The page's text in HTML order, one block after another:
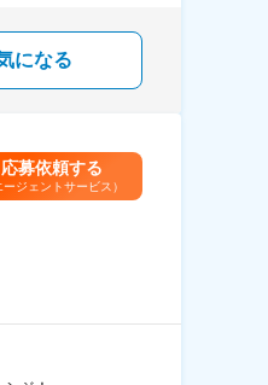
になる
応募依頼する
ージェントサービス）